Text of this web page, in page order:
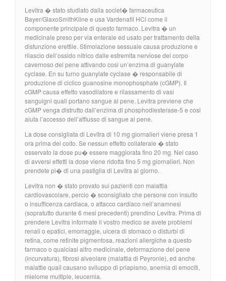
Levitra � stato studiato dalla societ� farmaceutica
Bayer/GlaxoSmithKline e usa Vardenafil HCl come il
componente principale di questo farmaco. Levitra � un
medicinale preso per via enterale ed usato per trattamento della
disfunzione erettile. Stimolazione sessuale causa produzione e
rilascio dell’ossido nitrico dalle estremita nerviose del corpo
cavernoso del pene attivando cosi un’enzima di guanylate
cyclase. En su turno guanylate cyclase � responsabile di
produzione di ciclico guanosine monophosphate (cGMP). Il
cGMP causa effetto vasodilatore e rilassamento di vasi
sanguigni quali portano sangue al pene. Levitra previene che
cGMP venga distrutto dall’enzima di phosphodiesterase-5 e cosi
aiuta l’accesso dell’afflusso di sangue al pene.
La dose consigliata di Levitra di 10 mg giornalieri viene presa 1
ora prima del coito. Se nessun effetto collaterale � stato
osservato la dose pu� essere maggiorata fino 20 mg. Nel caso
di avversi effetti la dose viene ridotta fino 5 mg giornalieri. Non
prendete pi� di una pastiglia di Levitra al giorno.
Levitra non � stato provato sui pazienti con malattia
cardiovascolare, percio � sconsigliato che persone con insulto
o insufficenza cardiaca, o attacco cardiaco nell’anamnesi
(sopratutto durante 6 mesi precedenti) prendino Levitra. Prima di
prendere Levitra informate il vostro medico se avete problemi
renali o epatici, emorraggie, ulcera di stomaco o disturbi di
retina, come retinite pigmentosa, reazioni allergiche a questo
farmaco o qualciasi altro medicinale, deformazione del pene
(incurvatura), fibrosi alveolare (malattia di Peyronie), ed anche
malattie quail causano sviluppo di priapismo, anemia di emociti,
mielome multiple, leucemia.